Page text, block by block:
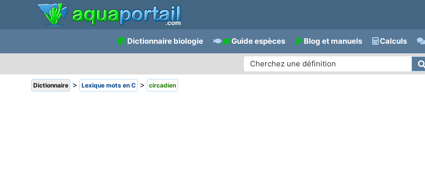
Dictionnaire biologie Guide espèces Blog et manuels Calculs
Dictionnaire > Lexique mots en C > circadien